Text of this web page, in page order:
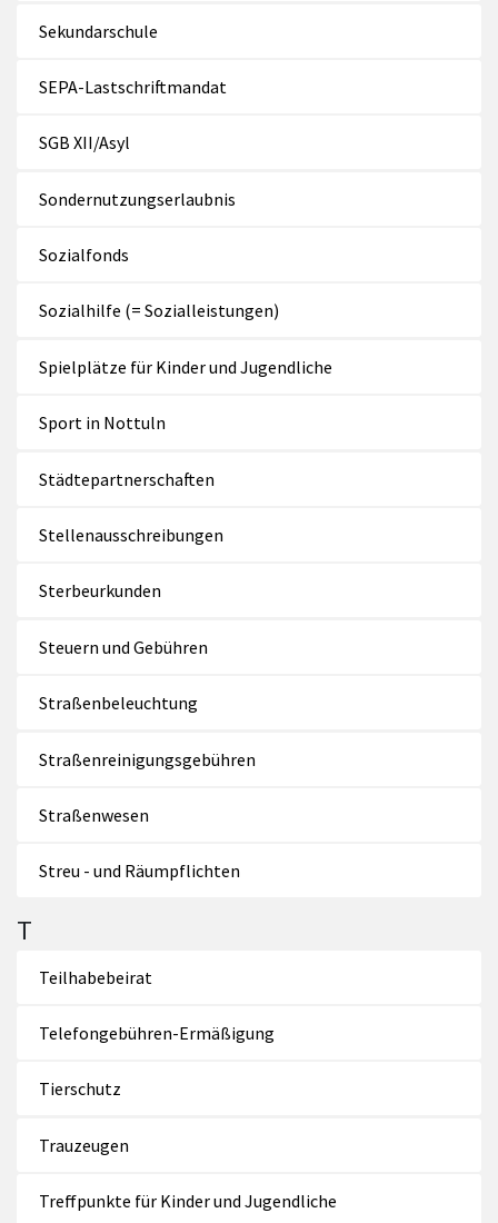
Sekundarschule
SEPA-Lastschriftmandat
SGB XII/Asyl
Sondernutzungserlaubnis
Sozialfonds
Sozialhilfe (= Sozialleistungen)
Spielplätze für Kinder und Jugendliche
Sport in Nottuln
Städtepartnerschaften
Stellenausschreibungen
Sterbeurkunden
Steuern und Gebühren
Straßenbeleuchtung
Straßenreinigungsgebühren
Straßenwesen
Streu - und Räumpflichten
T
Teilhabebeirat
Telefongebühren-Ermäßigung
Tierschutz
Trauzeugen
Treffpunkte für Kinder und Jugendliche